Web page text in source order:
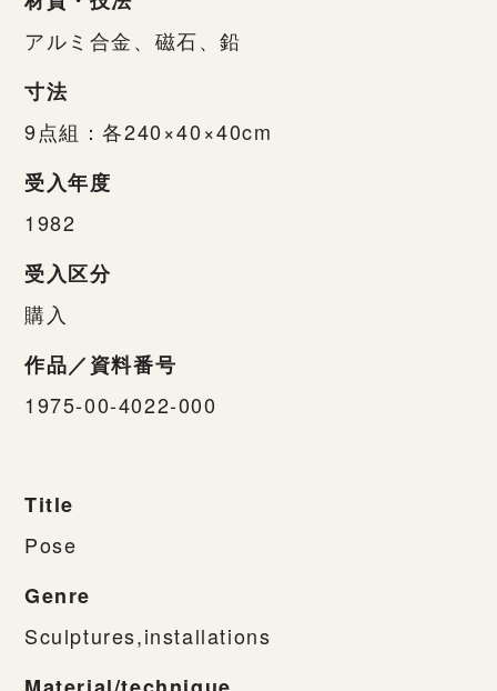
アルミ合金、磁石、鉛
寸法
9点組：各240×40×40cm
受入年度
1982
受入区分
購入
作品／資料番号
1975-00-4022-000
Title
Pose
Genre
Sculptures,installations